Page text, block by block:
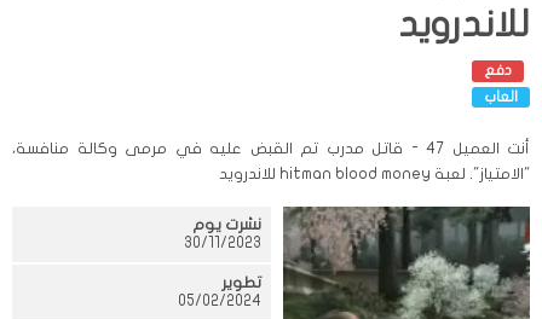
للاندرويد
دفع
العاب
أنت العميل 47 - قاتل مدرب تم القبض عليه في مرمى وكالة منافسة،
"الامتياز". لعبة hitman blood money للاندرويد
نشرت يوم
30/11/2023
تطوير
05/02/2024